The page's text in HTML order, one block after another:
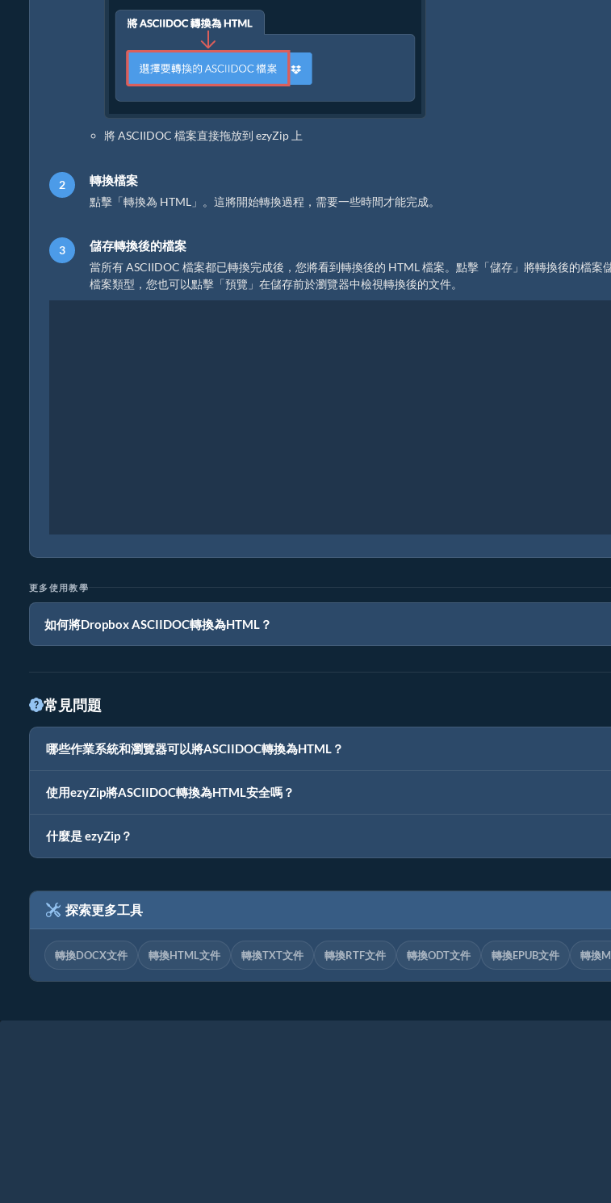
將 ASCIIDOC 檔案直接拖放到 ezyZip 上
轉換檔案
點擊「轉換為 HTML」。這將開始轉換過程，需要一些時間才能完成。
儲存轉換後的檔案
當所有 ASCIIDOC 檔案都已轉換完成後，您將看到轉換後的 HTML 檔案。點擊「儲存」將轉換後的檔案
檔案類型，您也可以點擊「預覽」在儲存前於瀏覽器中檢視轉換後的文件。
更多使用教學
如何將Dropbox ASCIIDOC轉換為HTML？
常見問題
哪些作業系統和瀏覽器可以將ASCIIDOC轉換為HTML？
使用ezyZip將ASCIIDOC轉換為HTML安全嗎？
什麼是 ezyZip？
探索更多工具
轉換DOCX文件 轉換HTML文件 轉換TXT文件 轉換RTF文件 轉換ODT文件 轉換EPUB文件 轉換